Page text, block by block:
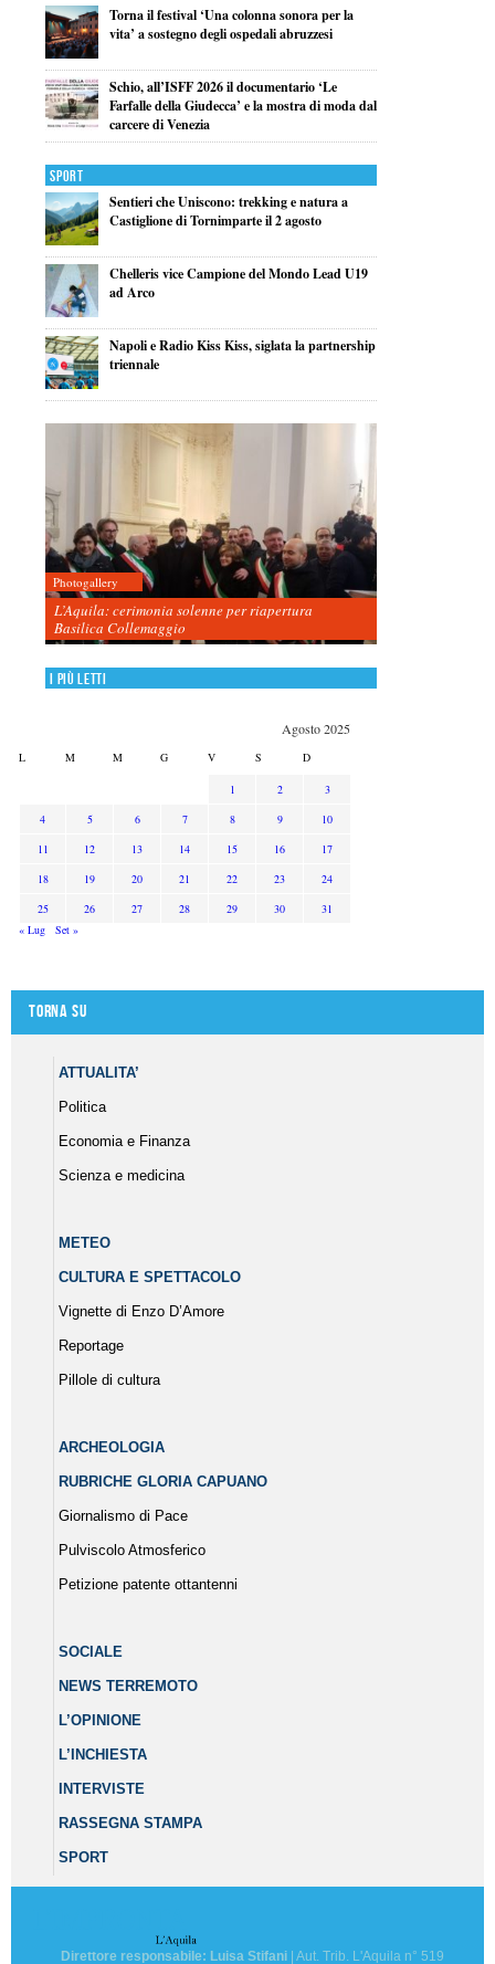
Torna il festival ‘Una colonna sonora per la
vita’ a sostegno degli ospedali abruzzesi
Schio, all’ISFF 2026 il documentario ‘Le
Farfalle della Giudecca’ e la mostra di moda dal
carcere di Venezia
Sport
Sentieri che Uniscono: trekking e natura a
Castiglione di Tornimparte il 2 agosto
Chelleris vice Campione del Mondo Lead U19
ad Arco
Napoli e Radio Kiss Kiss, siglata la partnership
triennale
Photogallery
L’Aquila: cerimonia solenne per riapertura
Basilica Collemaggio
I più letti
Agosto 2025
L M M G V S D
1 2
3
4
5 6 7 8 9
10
11
12 13 14 15 16
17
18
19 20 21 22 23
24
25
26 27 28 29 30
31
« Lug
Set »
Torna su
ATTUALITA’
Politica
Economia e Finanza
Scienza e medicina
METEO
CULTURA E SPETTACOLO
Vignette di Enzo D’Amore
Reportage
Pillole di cultura
ARCHEOLOGIA
RUBRICHE GLORIA CAPUANO
Giornalismo di Pace
Pulviscolo Atmosferico
Petizione patente ottantenni
SOCIALE
NEWS TERREMOTO
L’OPINIONE
L’INCHIESTA
INTERVISTE
RASSEGNA STAMPA
SPORT
Direttore responsabile: Luisa Stifani | Aut. Trib. L'Aquila n° 519